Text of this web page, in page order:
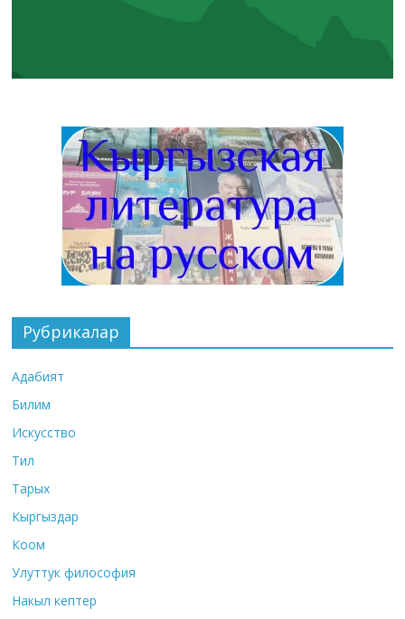
Рубрикалар
Адабият
Билим
Искусство
Тил
Тарых
Кыргыздар
Коом
Улуттук философия
Накыл кептер